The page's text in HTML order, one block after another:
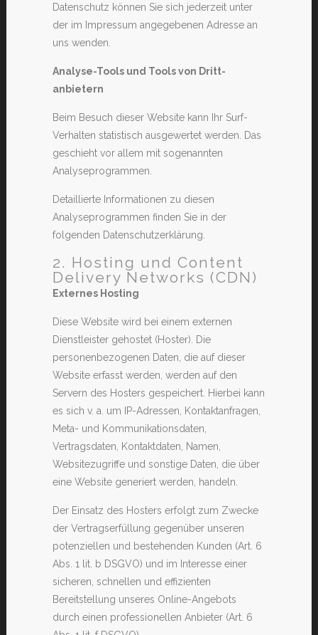
Datenschutz können Sie sich jederzeit unter
der im Impressum angegebenen Adresse an
uns wenden.
Analyse-Tools und Tools von Dritt­
anbietern
Beim Besuch dieser Website kann Ihr Surf-
Verhalten statistisch ausgewertet werden. Das
geschieht vor allem mit sogenannten
Analyseprogrammen.
Detaillierte Informationen zu diesen
Analyseprogrammen finden Sie in der
folgenden Datenschutzerklärung.
2. Hosting und Content
Delivery Networks (CDN)
Externes Hosting
Diese Website wird bei einem externen
Dienstleister gehostet (Hoster). Die
personenbezogenen Daten, die auf dieser
Website erfasst werden, werden auf den
Servern des Hosters gespeichert. Hierbei kann
es sich v. a. um IP-Adressen, Kontaktanfragen,
Meta- und Kommunikationsdaten,
Vertragsdaten, Kontaktdaten, Namen,
Websitezugriffe und sonstige Daten, die über
eine Website generiert werden, handeln.
Der Einsatz des Hosters erfolgt zum Zwecke
der Vertragserfüllung gegenüber unseren
potenziellen und bestehenden Kunden (Art. 6
Abs. 1 lit. b DSGVO) und im Interesse einer
sicheren, schnellen und effizienten
Bereitstellung unseres Online-Angebots
durch einen professionellen Anbieter (Art. 6